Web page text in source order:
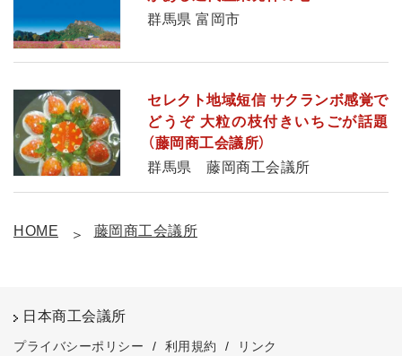
群馬県 富岡市
セレクト地域短信 サクランボ感覚で
どうぞ 大粒の枝付きいちごが話題
（藤岡商工会議所）
群馬県 藤岡商工会議所
HOME 藤岡商工会議所
日本商工会議所
プライバシーポリシー / 利用規約 / リンク